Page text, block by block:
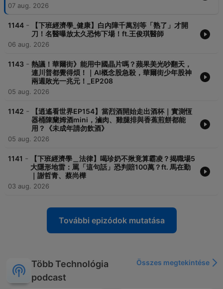
07 aug. 2026
1144 -
【下班經濟學_健康】白內障千萬別等「熟了」才開
刀！名醫曝放太久恐怖下場！ft.王俊琪醫師
06 aug. 2026
1143 - 熱議！華爾街》能用中國晶片嗎？蘋果美光吵翻天，
連川普都覺得煩！｜AI概念股急殺，華爾街少年股神
兩週敗光一兆元！_EP208
05 aug. 2026
1142 -
【逍遙看世界EP154】當烈酒開始走出酒杯｜實測恆
器桶陳蘭姆酒mini，滷肉、雞腿排與香蕉煎餅都能
用？《未成年請勿飲酒》
05 aug. 2026
1141 -
【下班經濟學＿法律】喝珍奶不揪竟算霸凌？揭職場5
大隱形地雷：罵「這句話」恐判賠100萬？ft. 馬在勤
｜謝哲青、蔡尚樺
03 aug. 2026
További epizódok mutatása
Több Technológia
podcast
Összes megtekintése